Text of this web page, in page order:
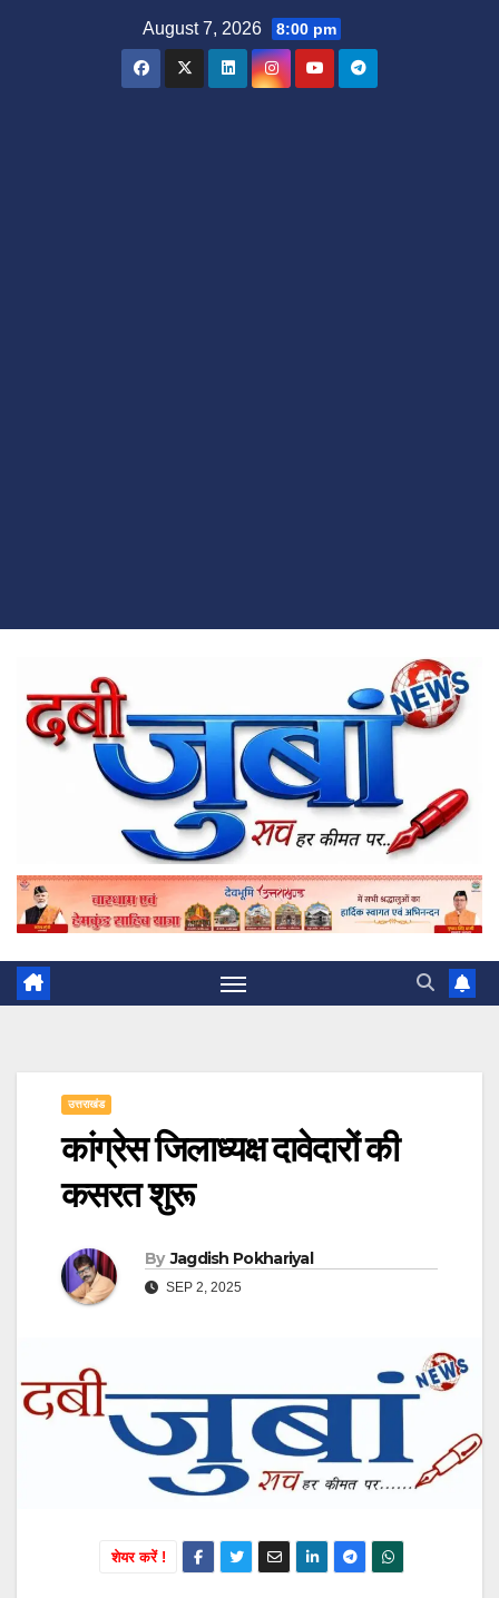
August 7, 2026 8:00 pm
उत्तराखंड
कांग्रेस जिलाध्यक्ष दावेदारों की
कसरत शुरू
By Jagdish Pokhariyal
SEP 2, 2025
शेयर करें !